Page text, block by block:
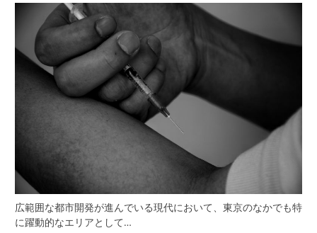
る
渋
谷
の
内
科
医
療
前
線
レ
ポ
ー
ト
広範囲な都市開発が進んでいる現代において、東京のなかでも特
に躍動的なエリアとして…